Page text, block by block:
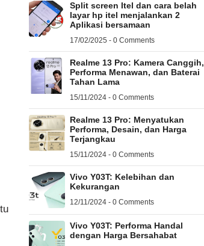
Split screen Itel dan cara belah
layar hp itel menjalankan 2
Aplikasi bersamaan
17/02/2025 - 0 Comments
Realme 13 Pro: Kamera Canggih,
Performa Menawan, dan Baterai
Tahan Lama
15/11/2024 - 0 Comments
Realme 13 Pro: Menyatukan
Performa, Desain, dan Harga
Terjangkau
15/11/2024 - 0 Comments
Vivo Y03T: Kelebihan dan
Kekurangan
12/11/2024 - 0 Comments
Vivo Y03T: Performa Handal
dengan Harga Bersahabat